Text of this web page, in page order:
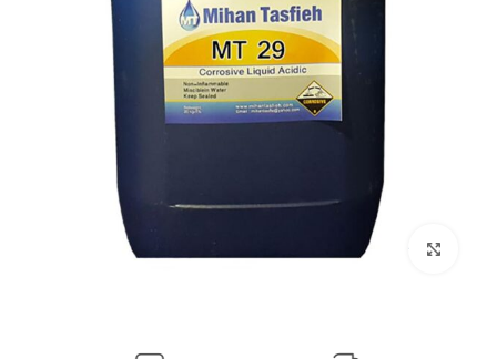
بزرگنمایی تصویر